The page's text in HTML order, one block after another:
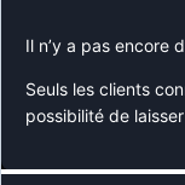
Il n’y a pas encore
Seuls les clients
possibilité de